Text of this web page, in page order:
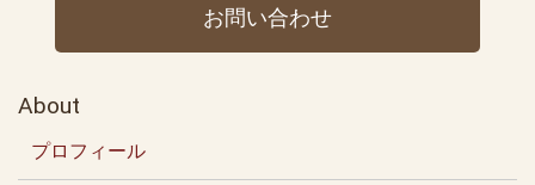
お問い合わせ
About
プロフィール